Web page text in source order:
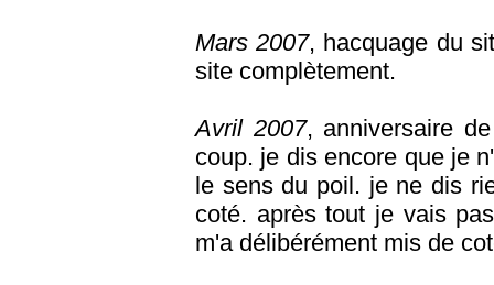
Mars 2007, hacquage du
site complètement.
Avril 2007, anniversaire
coup. je dis encore que je
le sens du poil. je ne dis
coté. après tout je vais
m'a délibérément mis de